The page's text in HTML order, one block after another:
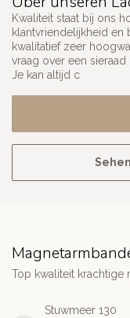
Kwaliteit staat bij ons
klantvriendelijkheid en
kwalitatief zeer
vraag over een
Je kan altijd c
Top kwaliteit krachtige
Stuwmeer 130